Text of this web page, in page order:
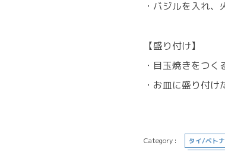
・バジルを入れ、
【盛り付け】
・目玉焼きをつく
・お皿に盛り付け
タイ/ベト